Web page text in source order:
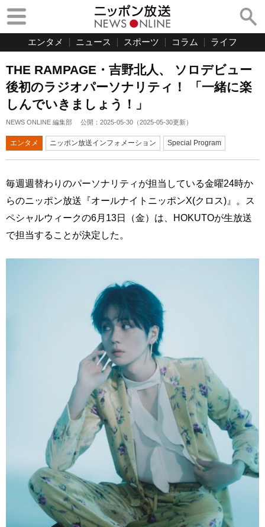
エンタメ ニュース スポーツ コラム ライフ
THE RAMPAGE・吉野北人、 ソロデビュー
後初のラジオパーソナリティ！ 「一緒に楽
しんでいきましょう！」
NEWS ONLINE 編集部 公開： 2025-05-30 （2025-05-30更新）
エンタメ ニッポン放送インフォメーション Special Program
毎週週替わりのパーソナリティが担当している金曜24時か
らのニッポン放送『オールナイトニッポンX(クロス)』。ス
ペシャルウィークの6月13日（金）は、HOKUTOが生放送
で担当することが決定した。